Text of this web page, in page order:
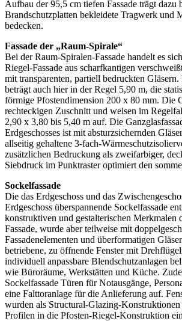
Aufbau der 95,5 cm tiefen Fassade trägt dazu
Brandschutzplatten bekleidete Tragwerk und
bedecken.
Fassade der „Raum-Spirale“
Bei der Raum-Spiralen-Fassade handelt es
Riegel-Fassade aus scharfkantigen
mit transparenten, partiell bedruckten Gläsern.
beträgt auch hier in der Regel 5,90 m, die
förmige Pfostendimension 200 x 80 mm. Die
rechteckigen Zuschnitt und weisen im
2,90 x 3,80 bis 5,40 m auf. Die
Erdgeschosses ist mit absturzsichernden
allseitig gehaltene 3-fach-
zusätzlichen Bedruckung als zweifarbiger,
Siebdruck im Punktraster optimiert den
Sockelfassade
Die das Erdgeschoss und das
Erdgeschoss überspannende Sockelfassade
konstruktiven und gestalterischen Merkmalen
Fassade, wurde aber teilweise mit
Fassadenelementen und überformatigen
betriebene, zu öffnende Fenster mit
individuell anpassbare Blendschutzanlagen
wie Büroräume, Werkstätten und Küche.
Sockelfassade Türen für Notausgänge,
eine Falttoranlage für die Anlieferung auf.
wurden als Structural-Glazing-Konstruktionen
Profilen in die Pfosten-Riegel-Konstruktion